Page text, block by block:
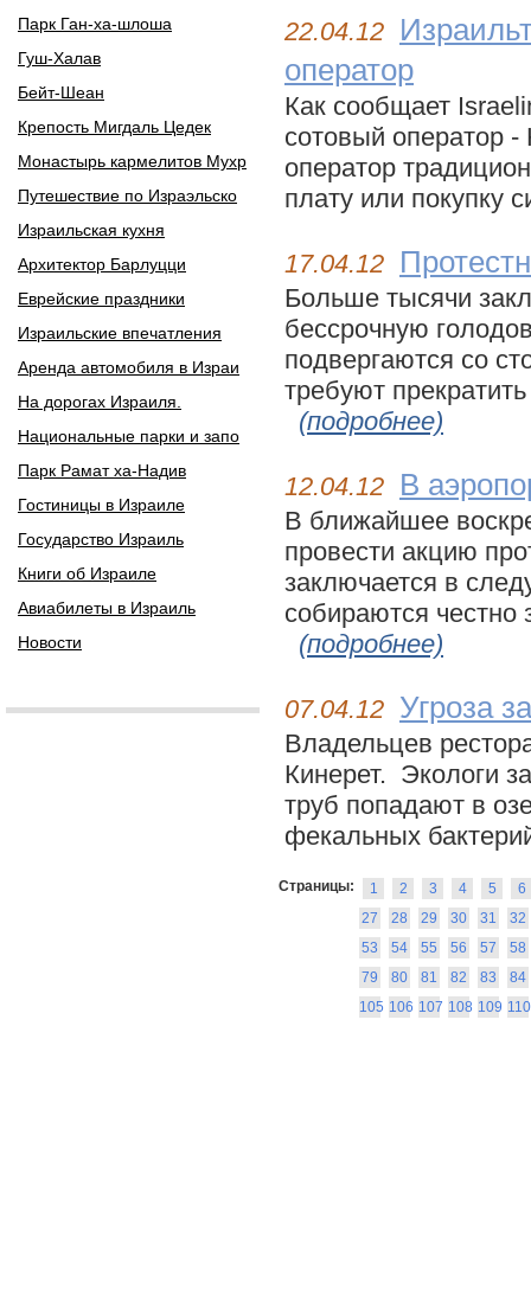
Парк Ган-ха-шлоша
Гуш-Халав
Бейт-Шеан
Крепость Мигдаль Цедек
Монастырь кармелитов Мухр
Путешествие по Израэльско
Израильская кухня
Архитектор Барлуцци
Еврейские праздники
Израильские впечатления
Аренда автомобиля в Израи
На дорогах Израиля.
Национальные парки и запо
Парк Рамат ха-Надив
Гостиницы в Израиле
Государство Израиль
Книги об Израиле
Авиабилеты в Израиль
Новости
22.04.12
оператор
Как сообщает
сотовый оператор
оператор
плату или покупку
17.04.12
Больше тысячи
бессрочную
подвергаются со
требуют
(подробнее)
12.04.12 В
В ближайшее
провести акцию
заключается в
собираются честно
(подробнее)
07.04.12 Угроза
Владельцев
Кинерет. Экологи
труб попадают в
фекальных
Страницы: 1 2 3 4 5
6
27
28 29 30 31
32
53
54 55 56 57
58
79
80 81 82 83
84
105 106 107 108 109 110